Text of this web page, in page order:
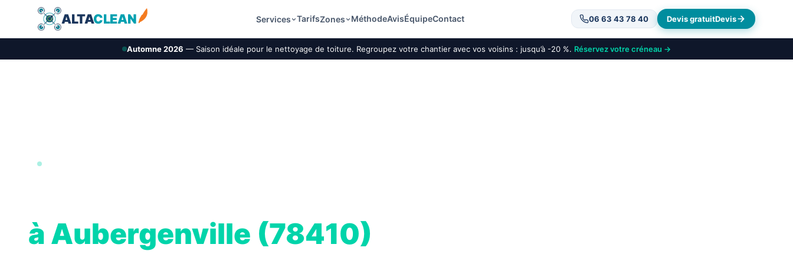
ALTACLEAN Services TarifsZones MéthodeAvisÉquipeContact 06 63 43 78 40 Devis gratuitDevis
Automne 2026 — Saison idéale pour le nettoyage de toiture. Regroupez votre chantier avec vos voisins : jusqu’à -20 %. Réservez votre créneau →
à Aubergenville (78410)